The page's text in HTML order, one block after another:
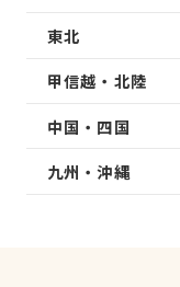
東北
甲信越・北陸
中国・四国
九州・沖縄